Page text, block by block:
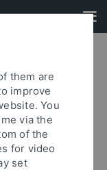
Abitur
them are
improve
You
via the
of the
for video
set